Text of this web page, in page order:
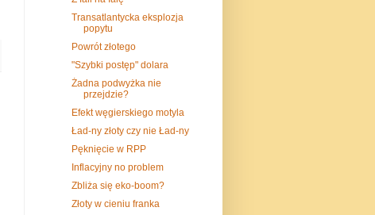
Transatlantycka eksplozja
popytu
Powrót złotego
"Szybki postęp" dolara
Żadna podwyżka nie
przejdzie?
Efekt węgierskiego motyla
Ład-ny złoty czy nie Ład-ny
Pęknięcie w RPP
Inflacyjny no problem
Zbliża się eko-boom?
Złoty w cieniu franka